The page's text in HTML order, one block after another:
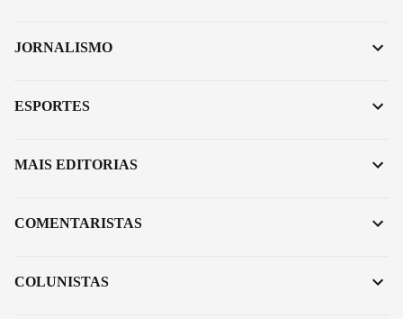
JORNALISMO
ESPORTES
MAIS EDITORIAS
COMENTARISTAS
COLUNISTAS